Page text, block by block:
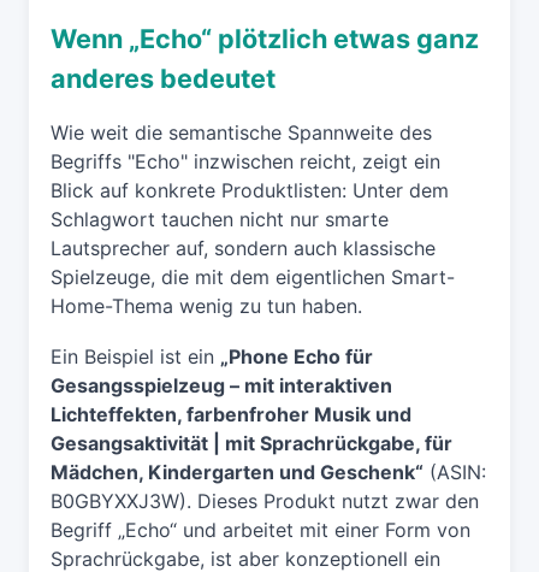
Wenn „Echo“ plötzlich etwas ganz
anderes bedeutet
Wie weit die semantische Spannweite des
Begriffs "Echo" inzwischen reicht, zeigt ein
Blick auf konkrete Produktlisten: Unter dem
Schlagwort tauchen nicht nur smarte
Lautsprecher auf, sondern auch klassische
Spielzeuge, die mit dem eigentlichen Smart-
Home-Thema wenig zu tun haben.
Ein Beispiel ist ein „Phone Echo für
Gesangsspielzeug – mit interaktiven
Lichteffekten, farbenfroher Musik und
Gesangsaktivität | mit Sprachrückgabe, für
Mädchen, Kindergarten und Geschenk“ (ASIN:
B0GBYXXJ3W). Dieses Produkt nutzt zwar den
Begriff „Echo“ und arbeitet mit einer Form von
Sprachrückgabe, ist aber konzeptionell ein